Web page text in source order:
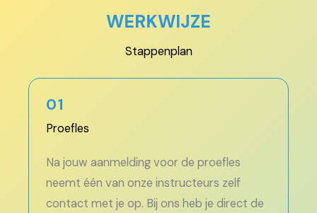
WERKWIJZE
Stappenplan
01
Proefles
Na jouw aanmelding voor de proefles
neemt één van onze instructeurs zelf
contact met je op. Bij ons​ heb je direct de